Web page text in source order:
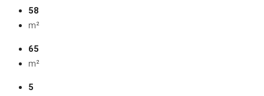
58
m²
65
m²
5